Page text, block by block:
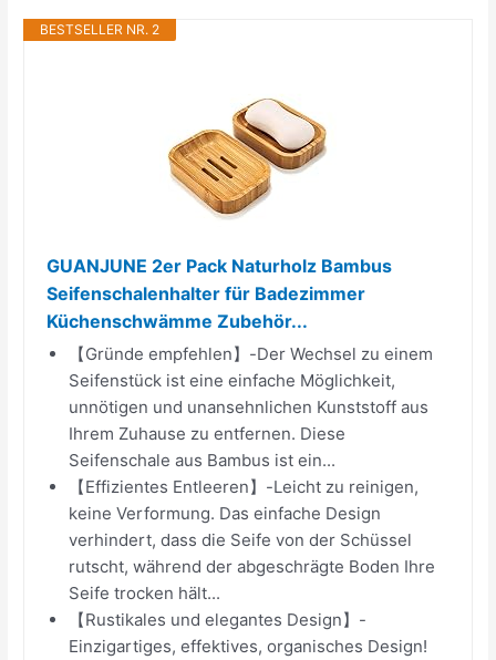
BESTSELLER NR. 2
GUANJUNE 2er Pack Naturholz Bambus
Seifenschalenhalter für Badezimmer
Küchenschwämme Zubehör...
【Gründe empfehlen】-Der Wechsel zu einem
Seifenstück ist eine einfache Möglichkeit,
unnötigen und unansehnlichen Kunststoff aus
Ihrem Zuhause zu entfernen. Diese
Seifenschale aus Bambus ist ein...
【Effizientes Entleeren】-Leicht zu reinigen,
keine Verformung. Das einfache Design
verhindert, dass die Seife von der Schüssel
rutscht, während der abgeschrägte Boden Ihre
Seife trocken hält...
【Rustikales und elegantes Design】-
Einzigartiges, effektives, organisches Design!